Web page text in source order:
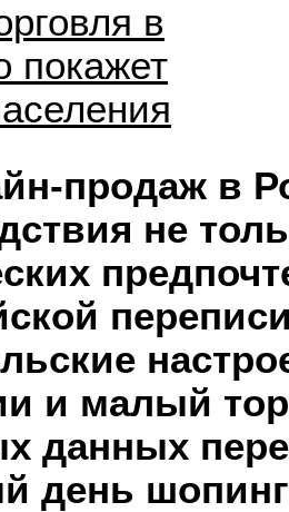
в
покажет
продаж в
не
и малый
данных
день